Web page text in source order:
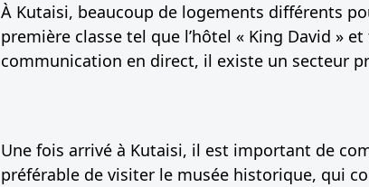
À Kutaisi, beaucoup de logements différents
première classe tel que l’hôtel « King David »
communication en direct, il existe un secteur
Une fois arrivé à Kutaisi, il est important de
préférable de visiter le musée historique, qui